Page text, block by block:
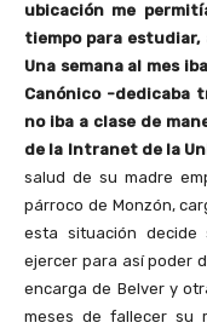
ubicación me
tiempo para estudiar,
Una semana al mes
Canónico -dedicaba
no iba a clase de
de la Intranet de la
salud de su madre
párroco de Monzón,
esta situación decide
ejercer para así poder
encarga de Belver y
meses de fallecer su